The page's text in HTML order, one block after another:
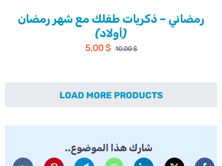
رمضاني – ذكريات طفلك مع شهر رمضان
(أولاد)
10,00$
السعر
10,00 $.
5,00$
5,00 $.
LOAD MORE PRODUCTS
شارك هذا الموضوع..